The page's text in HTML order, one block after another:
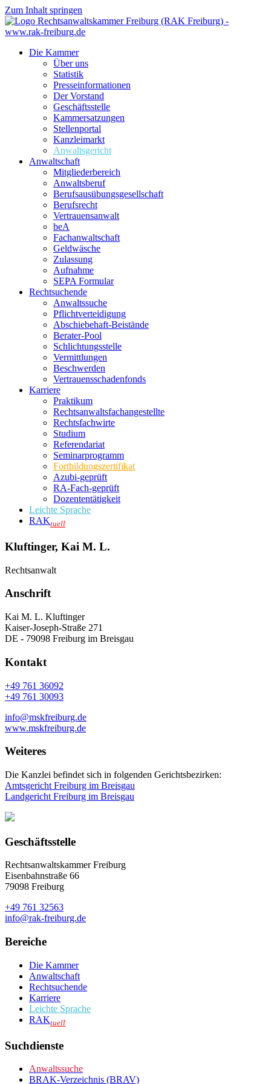
Zum Inhalt springen
Die Kammer
Über uns
Statistik
Presseinformationen
Der Vorstand
Geschäftsstelle
Kammersatzungen
Stellenportal
Kanzleimarkt
Anwaltsgericht
Anwaltschaft
Mitgliederbereich
Anwaltsberuf
Berufsausübungs­gesellschaft
Berufsrecht
Vertrauensanwalt
beA
Fachanwaltschaft
Geldwäsche
Zulassung
Aufnahme
SEPA Formular
Rechtsuchende
Anwaltssuche
Pflichtverteidigung
Abschiebehaft-Beistände
Berater-Pool
Schlichtungsstelle
Vermittlungen
Beschwerden
Vertrauensschadenfonds
Karriere
Praktikum
Rechtsanwalts­fachangestellte
Rechtsfachwirte
Studium
Referendariat
Seminarprogramm
Fortbildungszertifikat
Azubi-geprüft
RA-Fach-geprüft
Dozententätigkeit
Leichte Sprache
RAKtuell
Kluftinger, Kai M. L.
Rechtsanwalt
Anschrift
Kai M. L. Kluftinger
Kaiser-Joseph-Straße 271
DE - 79098 Freiburg im Breisgau
Kontakt
+49 761 36092
+49 761 30093
info@mskfreiburg.de
www.mskfreiburg.de
Weiteres
Die Kanzlei befindet sich in folgenden Gerichtsbezirken:
Amtsgericht Freiburg im Breisgau
Landgericht Freiburg im Breisgau
Geschäftsstelle
Rechtsanwaltskammer Freiburg
Eisenbahnstraße 66
79098 Freiburg
+49 761 32563
info@rak-freiburg.de
Bereiche
Die Kammer
Anwaltschaft
Rechtsuchende
Karriere
Leichte Sprache
RAKtuell
Suchdienste
Anwaltssuche
BRAK-Verzeichnis (BRAV)